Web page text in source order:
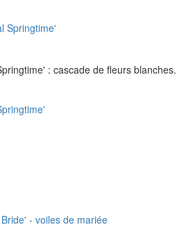
: cascade de fleurs blanches.